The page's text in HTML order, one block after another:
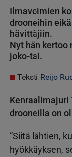
Ilmavoimien
drooneihin
hävittäjiin.
Nyt hän kertoo
joko-tai.
Teksti Reijo
Kenraalimajuri
drooneilla on
”Siitä lähtien,
hyökkäyksen,